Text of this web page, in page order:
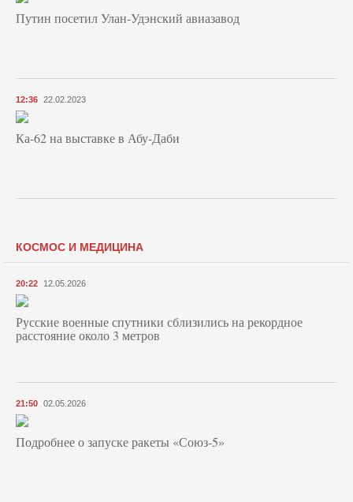
Путин посетил Улан-Удэнский авиазавод
12:36 22.02.2023
Ка-62 на выставке в Абу-Даби
КОСМОС И МЕДИЦИНА
20:22 12.05.2026
Русские военные спутники сблизились на рекордное
расстояние около 3 метров
21:50 02.05.2026
Подробнее о запуске ракеты «Союз‑5»